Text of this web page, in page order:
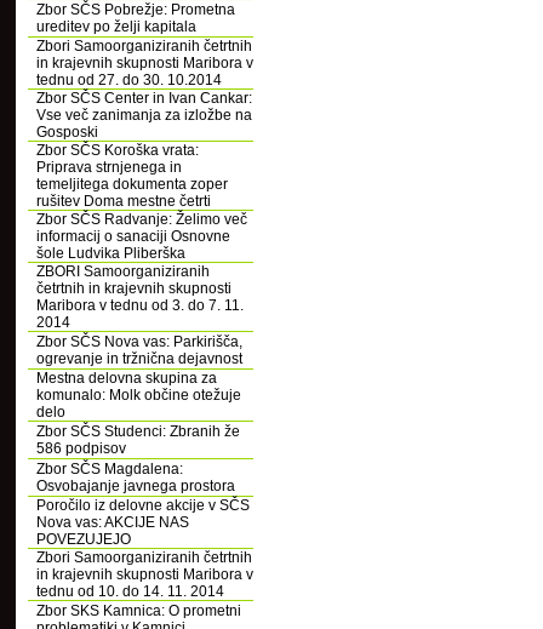
Zbor SČS Pobrežje: Prometna
ureditev po želji kapitala
Zbori Samoorganiziranih četrtnih
in krajevnih skupnosti Maribora v
tednu od 27. do 30. 10.2014
Zbor SČS Center in Ivan Cankar:
Vse več zanimanja za izložbe na
Gosposki
Zbor SČS Koroška vrata:
Priprava strnjenega in
temeljitega dokumenta zoper
rušitev Doma mestne četrti
Zbor SČS Radvanje: Želimo več
informacij o sanaciji Osnovne
šole Ludvika Pliberška
ZBORI Samoorganiziranih
četrtnih in krajevnih skupnosti
Maribora v tednu od 3. do 7. 11.
2014
Zbor SČS Nova vas: Parkirišča,
ogrevanje in tržnična dejavnost
Mestna delovna skupina za
komunalo: Molk občine otežuje
delo
Zbor SČS Studenci: Zbranih že
586 podpisov
Zbor SČS Magdalena:
Osvobajanje javnega prostora
Poročilo iz delovne akcije v SČS
Nova vas: AKCIJE NAS
POVEZUJEJO
Zbori Samoorganiziranih četrtnih
in krajevnih skupnosti Maribora v
tednu od 10. do 14. 11. 2014
Zbor SKS Kamnica: O prometni